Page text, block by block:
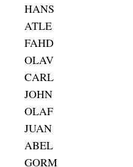
HANS
ATLE
FAHD
OLAV
CARL
JOHN
OLAF
JUAN
ABEL
GORM